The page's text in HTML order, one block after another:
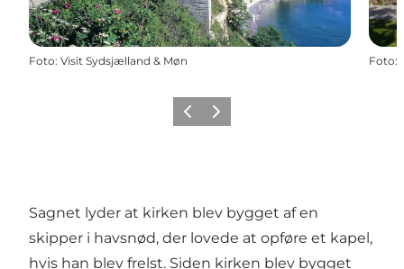
Foto: Visit Sydsjælland & Møn Foto:
ForrigeNæste
Sagnet lyder at kirken blev bygget af en
skipper i havsnød, der lovede at opføre et kapel,
hvis han blev frelst. Siden kirken blev bygget